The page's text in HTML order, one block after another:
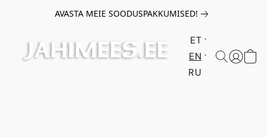
AVASTA MEIE SOODUSPAKKUMISED!
ET
EN
RU